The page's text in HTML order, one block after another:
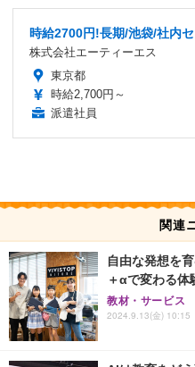
時給2700円!長期/池袋/社内
株式会社エーティーエス
東京都
時給2,700円～
派遣社員
関連
自由な発想を
＋αで変わる体
教材・サービス
2024.9.13(金) 10:15